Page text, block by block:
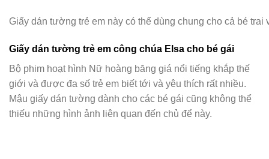
Giấy dán tường trẻ em này có thể dùng chung cho cả bé trai
Giấy dán tường trẻ em công chúa Elsa cho bé gái
Bộ phim hoạt hình Nữ hoàng băng giá nổi tiếng khắp thế
giới và được đa số trẻ em biết tới và yêu thích rất nhiều.
Mậu giấy dán tường dành cho các bé gái cũng không thể
thiếu những hình ảnh liên quan đến chủ để này.